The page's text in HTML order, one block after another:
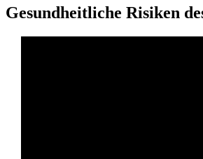
Gesundheitliche Risiken